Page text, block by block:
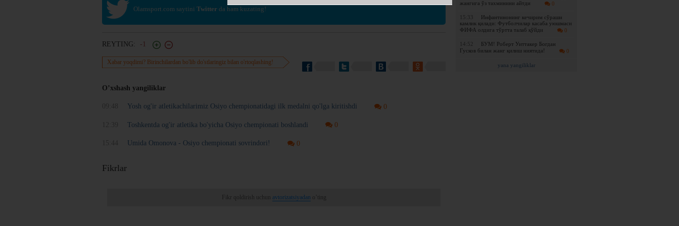
жангига ўз тахминини айтди
0
15:33
Инфантинонинг кечирим сўраши
камлик қилади: Футболчилар касаба уюшмаси
ФИФА олдига тўртта талаб қўйди
0
14:52
БУМ! Роберт Уиттакер Богдан
Гусков билан жанг қилиш ниятида!
0
yana yangiliklar
Olamsport.com saytini Twitter da ham kuzating!
REYTING: -1
Xabar yoqdimi? Birinchilardan bo'lib do'stlaringiz bilan o'rtoqlashing!
O’xshash yangiliklar
Yosh og'ir atletikachilarimiz Osiyo chempionatidagi ilk medalni qo'lga kiritishdi 0
Toshkentda og'ir atletika bo'yicha Osiyo chempionati boshlandi 0
Umida Omonova - Osiyo chempionati sovrindori! 0
Fikrlar
Fikr qoldirish uchun avtorizatsiyadan o’ting